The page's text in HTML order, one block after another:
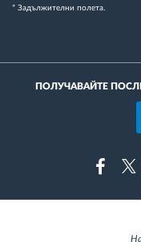
* Задължителни полета.
ПОЛУЧАВАЙТЕ
Facebook